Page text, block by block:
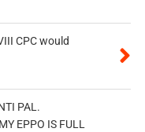
CPC would
PAL.
EPPO IS FULL